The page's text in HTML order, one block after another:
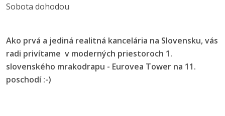
Sobota dohodou
Ako prvá a jediná realitná kancelária na Slovensku, vás
radi privítame v moderných priestoroch 1.
slovenského mrakodrapu - Eurovea Tower na 11.
poschodí :-)